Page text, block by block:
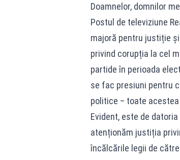
Doamnelor, domnilor
Postul de televiziune
majoră pentru justiție
privind corupția la cel
partide în perioada
se fac presiuni pentru
politice – toate
Evident, este de
atenționăm justiția
încălcările legii de